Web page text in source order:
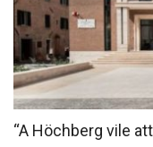
“A Höchberg vile